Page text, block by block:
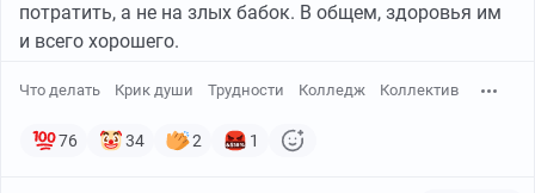
потратить, а не на злых бабок. В общем, здоровья им
и всего хорошего.
Что делать Крик души Трудности Колледж Коллектив
76 34 2 1